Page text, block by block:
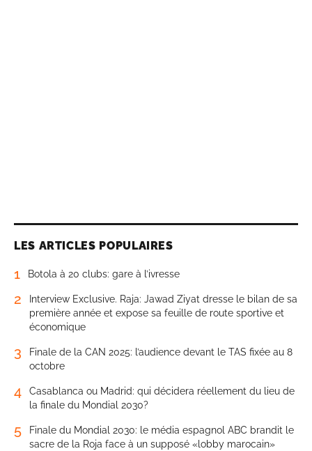
LES ARTICLES POPULAIRES
1 Botola à 20 clubs: gare à l’ivresse
2
Interview Exclusive. Raja: Jawad Ziyat dresse le bilan de sa
première année et expose sa feuille de route sportive et
économique
3
Finale de la CAN 2025: l’audience devant le TAS fixée au 8
octobre
4
Casablanca ou Madrid: qui décidera réellement du lieu de
la finale du Mondial 2030?
5
Finale du Mondial 2030: le média espagnol ABC brandit le
sacre de la Roja face à un supposé «lobby marocain»